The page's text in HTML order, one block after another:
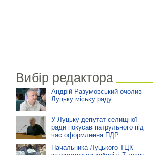
Вибір редактора
Андрій Разумовський очолив
Луцьку міську раду
У Луцьку депутат селищної
ради покусав патрульного під
час оформлення ПДР
Начальника Луцького ТЦК